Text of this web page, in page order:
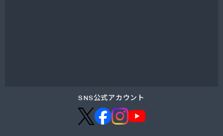
田島石油株式会社
田島燃料株式会社
東亜産業株式会社
SNS公式アカウント